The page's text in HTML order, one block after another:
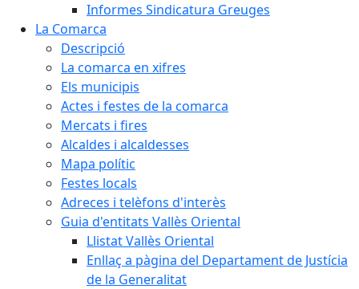
Informes Sindicatura Greuges
La Comarca
Descripció
La comarca en xifres
Els municipis
Actes i festes de la comarca
Mercats i fires
Alcaldes i alcaldesses
Mapa polític
Festes locals
Adreces i telèfons d'interès
Guia d'entitats Vallès Oriental
Llistat Vallès Oriental
Enllaç a pàgina del Departament de Justícia
de la Generalitat